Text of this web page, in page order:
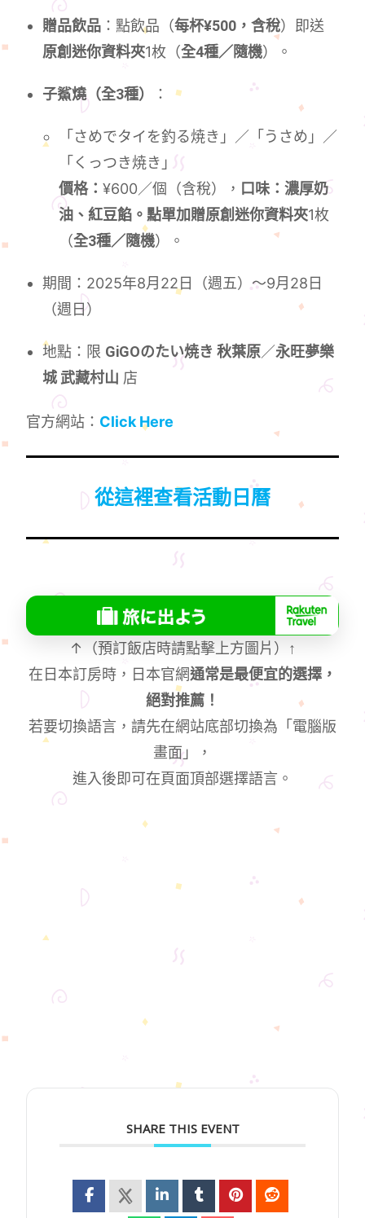
贈品飲品 ：點飲品（每杯¥500，含稅）即送
原創迷你資料夾1枚（全4種／隨機）。
子鯊燒（全3種） ：
「さめでタイを釣る焼き」／「うさめ」／
「くっつき焼き」
價格：¥600／個（含稅）， 口味：濃厚奶
油、紅豆餡。點單加贈原創迷你資料夾1枚
（全3種／隨機）。
期間：2025年8月22日（週五）～9月28日
（週日）
地點：限 GiGOのたい焼き 秋葉原／永旺夢樂
城 武藏村山 店
官方網站： Click Here
從這裡查看活動日曆
↑（預訂飯店時請點擊上方圖片） ↑
在日本訂房時，日本官網通常是最便宜的選擇，
絕對推薦！
若要切換語言，請先在網站底部切換為「電腦版
畫面」，
進入後即可在頁面頂部選擇語言。
SHARE THIS EVENT